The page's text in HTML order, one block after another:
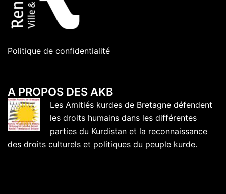
Politique de confidentialité
A PROPOS DES AKB
Les Amitiés kurdes de Bretagne défendent
les droits humains dans les différentes
parties du Kurdistan et la reconnaissance
des droits culturels et politiques du peuple kurde.